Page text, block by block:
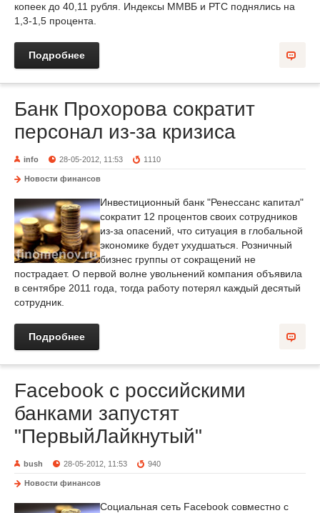
копеек до 40,11 рубля. Индексы ММВБ и РТС поднялись на
1,3-1,5 процента.
Подробнее
Банк Прохорова сократит
персонал из-за кризиса
info 28-05-2012, 11:53 1110
Новости финансов
Инвестиционный банк "Ренессанс капитал"
сократит 12 процентов своих сотрудников
из-за опасений, что ситуация в глобальной
экономике будет ухудшаться. Розничный
бизнес группы от сокращений не
пострадает. О первой волне увольнений компания объявила
в сентябре 2011 года, тогда работу потерял каждый десятый
сотрудник.
Подробнее
Facebook с российскими
банками запустят
"ПервыйЛайкнутый"
bush 28-05-2012, 11:53 940
Новости финансов
Социальная сеть Facebook совместно с